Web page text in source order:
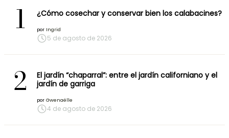
1 ¿Cómo cosechar y conservar bien los calabacines?
por Ingrid
5 de agosto de 2026
2
El jardín “chaparral”: entre el jardín californiano y el
jardín de garriga
por Gwenaëlle
4 de agosto de 2026